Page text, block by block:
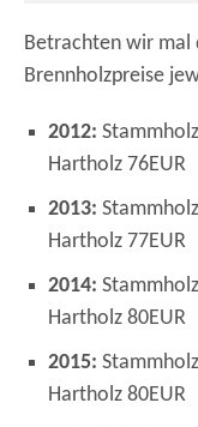
Betrachten wir mal
Brennholzpreise
2012:
Hartholz 76EUR
2013:
Hartholz 77EUR
2014:
Hartholz 80EUR
2015:
Hartholz 80EUR